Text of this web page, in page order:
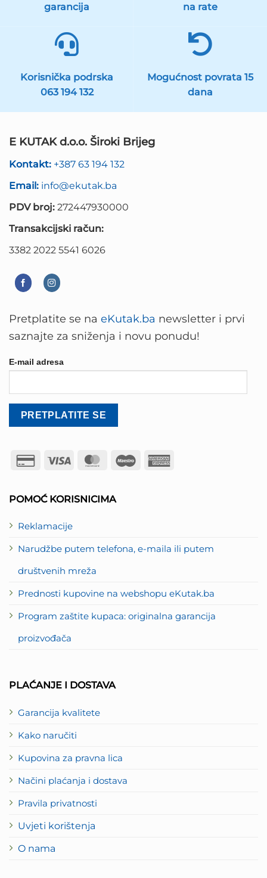
garancija
na rate
Korisnička podrska
063 194 132
Mogućnost povrata 15
dana
E KUTAK d.o.o. Široki Brijeg
Kontakt: +387 63 194 132
Email: info@ekutak.ba
PDV broj: 272447930000
Transakcijski račun:
3382 2022 5541 6026
POMOĆ KORISNICIMA
Reklamacije
Narudžbe putem telefona, e-maila ili putem
društvenih mreža
Prednosti kupovine na webshopu eKutak.ba
Program zaštite kupaca: originalna garancija
proizvođača
PLAĆANJE I DOSTAVA
Garancija kvalitete
Kako naručiti
Kupovina za pravna lica
Načini plaćanja i dostava
Pravila privatnosti
Uvjeti korištenja
O nama
Pretplatite se na eKutak.ba newsletter i prvi
saznajte za sniženja i novu ponudu!
E-mail adresa
Credit
Visa MasterCard
Maestro